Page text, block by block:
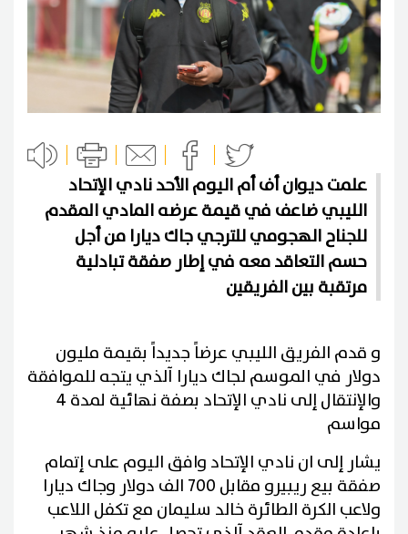
علمت ديوان أف أم اليوم الأحد نادي الإتحاد
الليبي ضاعف في قيمة عرضه المادي المقدم
للجناح الهجومي للترجي جاك ديارا من أجل
حسم التعاقد معه في إطار صفقة تبادلية
مرتقبة بين الفريقين
و قدم الفريق الليبي عرضاً جديداً بقيمة مليون
دولار في الموسم لجاك ديارا آلذي يتجه للموافقة
والإنتقال إلى نادي الإتحاد بصفة نهائية لمدة 4
مواسم
يشار إلى ان نادي الإتحاد وافق اليوم على إتمام
صفقة بيع ريبيرو مقابل 700 الف دولار وجاك ديارا
ولاعب الكرة الطائرة خالد سليمان مع تكفل اللاعب